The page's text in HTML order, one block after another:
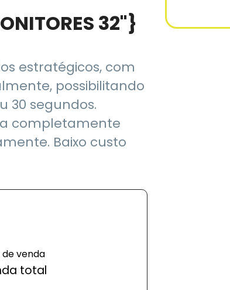
32"}
estratégicos, com
possibilitando
30 segundos.
completamente
Baixo custo
de venda
total